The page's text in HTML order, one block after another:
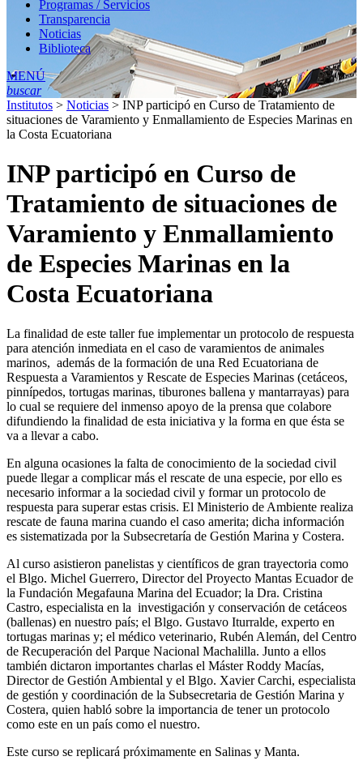
Programas / Servicios
Transparencia
Noticias
Biblioteca
MENÚ
buscar
Institutos > Noticias > INP participó en Curso de Tratamiento de
situaciones de Varamiento y Enmallamiento de Especies Marinas en
la Costa Ecuatoriana
INP participó en Curso de
Tratamiento de situaciones de
Varamiento y Enmallamiento
de Especies Marinas en la
Costa Ecuatoriana
La finalidad de este taller fue implementar un protocolo de respuesta
para atención inmediata en el caso de varamientos de animales
marinos, además de la formación de una Red Ecuatoriana de
Respuesta a Varamientos y Rescate de Especies Marinas (cetáceos,
pinnípedos, tortugas marinas, tiburones ballena y mantarrayas) para
lo cual se requiere del inmenso apoyo de la prensa que colabore
difundiendo la finalidad de esta iniciativa y la forma en que ésta se
va a llevar a cabo.
En alguna ocasiones la falta de conocimiento de la sociedad civil
puede llegar a complicar más el rescate de una especie, por ello es
necesario informar a la sociedad civil y formar un protocolo de
respuesta para superar estas crisis. El Ministerio de Ambiente realiza
rescate de fauna marina cuando el caso amerita; dicha información
es sistematizada por la Subsecretaría de Gestión Marina y Costera.
Al curso asistieron panelistas y científicos de gran trayectoria como
el Blgo. Michel Guerrero, Director del Proyecto Mantas Ecuador de
la Fundación Megafauna Marina del Ecuador; la Dra. Cristina
Castro, especialista en la investigación y conservación de cetáceos
(ballenas) en nuestro país; el Blgo. Gustavo Iturralde, experto en
tortugas marinas y; el médico veterinario, Rubén Alemán, del Centro
de Recuperación del Parque Nacional Machalilla. Junto a ellos
también dictaron importantes charlas el Máster Roddy Macías,
Director de Gestión Ambiental y el Blgo. Xavier Carchi, especialista
de gestión y coordinación de la Subsecretaria de Gestión Marina y
Costera, quien habló sobre la importancia de tener un protocolo
como este en un país como el nuestro.
Este curso se replicará próximamente en Salinas y Manta.